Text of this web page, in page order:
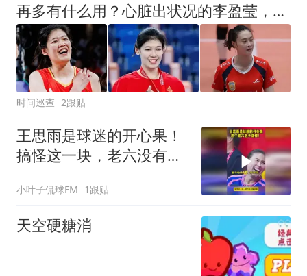
再多有什么用？心脏出状况的李盈莹，给所有年轻运动员提了个醒
时间巡查 2跟贴
王思雨是球迷的开心果！
搞怪这一块，老六没有输
小叶子侃球FM 1跟贴
天空硬糖消